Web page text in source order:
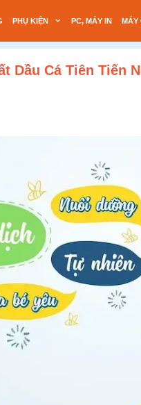
PHỤ KIỆN PC, MÁY IN MÁY
Dầu Cá Tiên Tiến